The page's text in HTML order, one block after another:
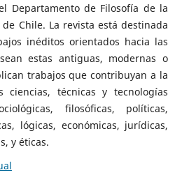
Departamento de Filosofía de la
Chile. La revista está destinada
inéditos orientados hacia las
estas antiguas, modernas o
trabajos que contribuyan a la
ciencias, técnicas y tecnologías
filosóficas, políticas,
lógicas, económicas, jurídicas,
y éticas.